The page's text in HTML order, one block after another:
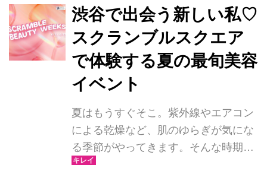
を歩く」という圧倒的な没入感。お子
さまも大人も一緒に家族全員で楽しめ
ます。最先端の惑星旅行の見どころを
たっぷりとお届けします。
渋谷で出会う新しい私♡
スクランブルスクエア
で体験する夏の最旬美容
イベント
夏はもうすぐそこ。紫外線やエアコン
による乾燥など、肌のゆらぎが気にな
る季節がやってきます。そんな時期に
ぴったりな、自分史上最高の「自分ら